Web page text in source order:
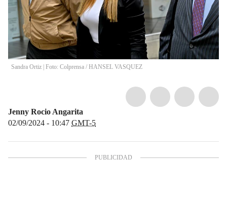
Sandra Ortiz | Foto: Colprensa / HANSEL VASQUEZ
Jenny Rocio Angarita
02/09/2024 - 10:47 GMT-5